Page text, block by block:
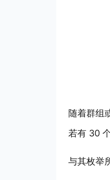
随着群组
若有 30
与其枚举